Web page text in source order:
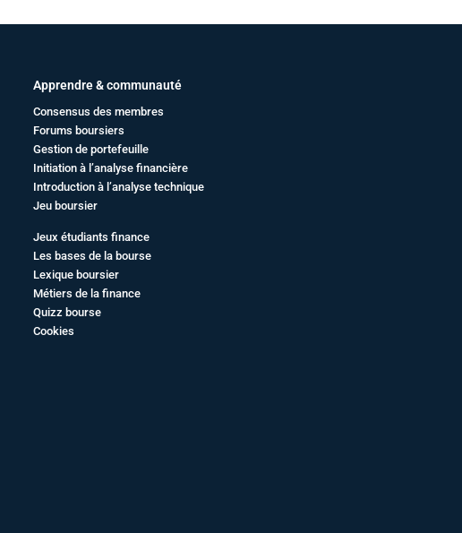
Apprendre & communauté
Consensus des membres
Forums boursiers
Gestion de portefeuille
Initiation à l’analyse financière
Introduction à l’analyse technique
Jeu boursier
Jeux étudiants finance
Les bases de la bourse
Lexique boursier
Métiers de la finance
Quizz bourse
Cookies